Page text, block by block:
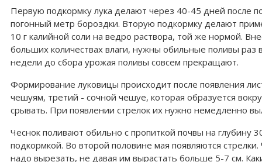
Первую подкормку лука делают через 40-45 дней после
погонный метр бороздки. Вторую подкормку делают
10 г калийной соли на ведро раствора, той же нормой.
больших количествах влаги, нужны обильные поливы
недели до сбора урожая поливы совсем прекращают.
Формирование луковицы происходит после появления
чешуям, третий - сочной чешуе, которая образуется
срывать. При появлении стрелок их нужно немедленно
Чеснок поливают обильно с пропиткой почвы на глубину
подкормкой. Во второй половине мая появляются
надо вырезать, не давая им вырастать больше 5-7 см.